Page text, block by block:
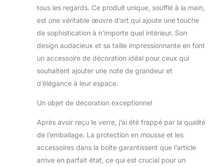
tous les regards. Ce produit unique, soufflé à la main,
est une véritable œuvre d’art qui ajoute une touche
de sophistication à n’importe quel intérieur. Son
design audacieux et sa taille impressionnante en font
un accessoire de décoration idéal pour ceux qui
souhaitent ajouter une note de grandeur et
d’élégance à leur espace.
Un objet de décoration exceptionnel
Après avoir reçu le verre, j’ai été frappé par la qualité
de l’emballage. La protection en mousse et les
accessoires dans la boîte garantissent que l’article
arrive en parfait état, ce qui est crucial pour un